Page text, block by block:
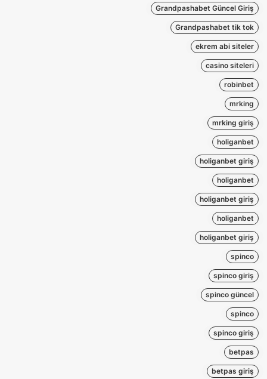
Grandpashabet Güncel Giriş
Grandpashabet tik tok
ekrem abi siteler
casino siteleri
robinbet
mrking
mrking giriş
holiganbet
holiganbet giriş
holiganbet
holiganbet giriş
holiganbet
holiganbet giriş
spinco
spinco giriş
spinco güncel
spinco
spinco giriş
betpas
betpas giriş